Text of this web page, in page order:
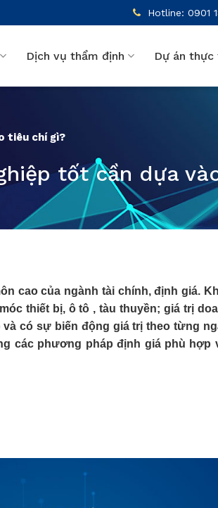
Hotline: 0901
Dịch vụ thẩm định Dự án thực
tiêu chí gì?
tốt cần dựa
cao của ngành tài chính, định giá.
thiết bị, ô tô , tàu thuyền; giá trị
có sự biến động giá trị theo từng
các phương pháp định giá phù hợp